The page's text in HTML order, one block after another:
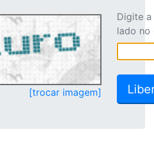
[trocar imagem]
Digite
lado no